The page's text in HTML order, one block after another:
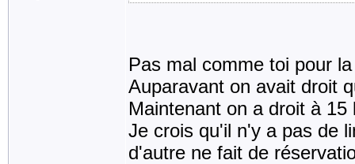
Pas mal comme toi pour
Auparavant on avait droit
Maintenant on a droit à
Je crois qu'il n'y a pas de
d'autre ne fait de